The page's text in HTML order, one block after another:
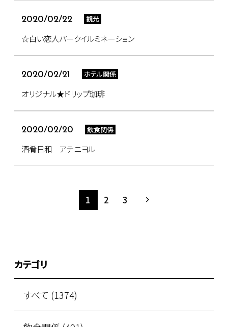
2020/02/22 観光
☆白い恋人パークイルミネーション
2020/02/21 ホテル関係
オリジナル★ドリップ珈琲
2020/02/20 飲食関係
酒肴日和 アテニヨル
1 2 3
カテゴリ
すべて (1374)